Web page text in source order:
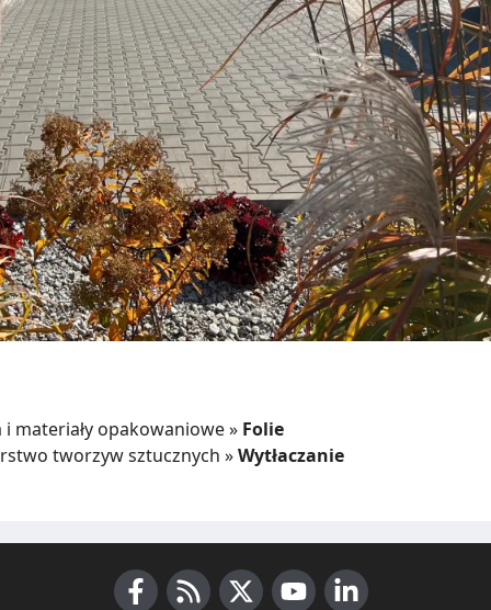
i materiały opakowaniowe» Folie
tworzyw sztucznych »Wytłaczanie